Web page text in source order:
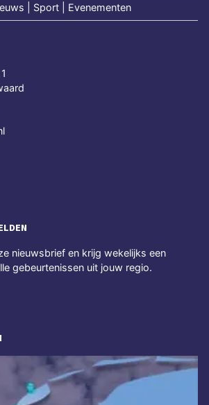
| Sport | Evenementen
nieuwsbrief en krijg wekelijks een
gebeurtenissen uit jouw regio.